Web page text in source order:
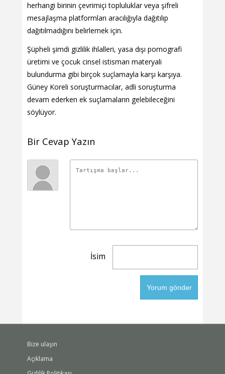
herhangi birinin çevrimiçi topluluklar veya şifreli
mesajlaşma platformları aracılığıyla dağıtılıp
dağıtılmadığını belirlemek için.
Şüpheli şimdi gizlilik ihlalleri, yasa dışı pornografi
üretimi ve çocuk cinsel istismarı materyali
bulundurma gibi birçok suçlamayla karşı karşıya.
Güney Koreli soruşturmacılar, adli soruşturma
devam ederken ek suçlamaların gelebileceğini
söylüyor.
Bir Cevap Yazın
İsim
Bize ulaşın
Açıklama